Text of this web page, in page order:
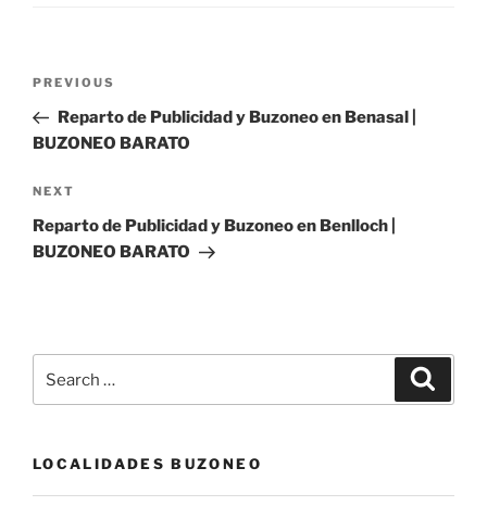
Previous
Post
PREVIOUS
Reparto de Publicidad y Buzoneo en Benasal |
BUZONEO BARATO
Next
Post
NEXT
Reparto de Publicidad y Buzoneo en Benlloch |
BUZONEO BARATO
LOCALIDADES BUZONEO